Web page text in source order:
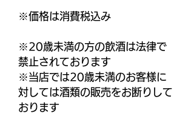
※価格は消費税込み
※20歳未満の方の飲酒は法律で
禁止されております
※当店では20歳未満のお客様に
対しては酒類の販売をお断りして
おります